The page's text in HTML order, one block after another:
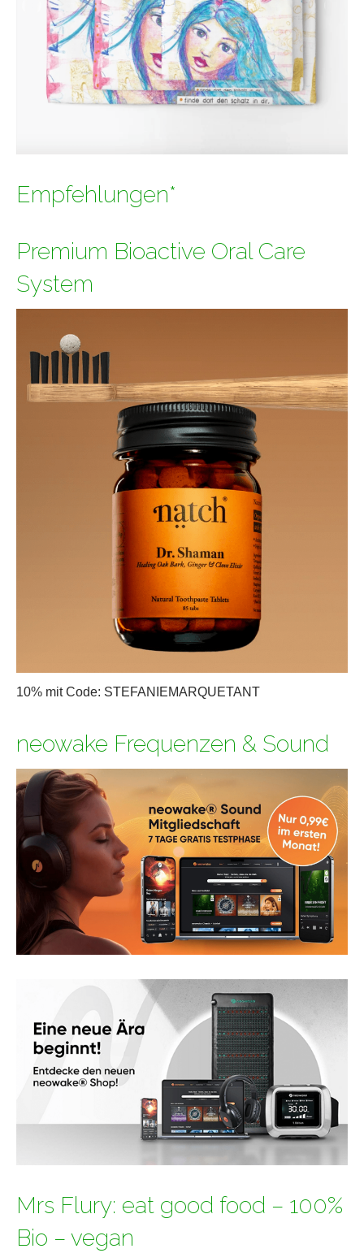
Empfehlungen*
Premium Bioactive Oral Care
System
10% mit Code: STEFANIEMARQUETANT
neowake Frequenzen & Sound
Mrs Flury: eat good food – 100%
Bio – vegan